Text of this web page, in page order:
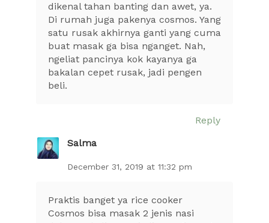
dikenal tahan banting dan awet, ya.
Di rumah juga pakenya cosmos. Yang
satu rusak akhirnya ganti yang cuma
buat masak ga bisa nganget. Nah,
ngeliat pancinya kok kayanya ga
bakalan cepet rusak, jadi pengen
beli.
Reply
Salma
December 31, 2019 at 11:32 pm
Praktis banget ya rice cooker
Cosmos bisa masak 2 jenis nasi